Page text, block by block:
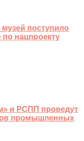
поступило
нацпроекту
и РСПП проведут
промышленных